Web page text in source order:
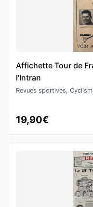
Affichette Tour de
l'Intran
Revues sportives,
19,90€